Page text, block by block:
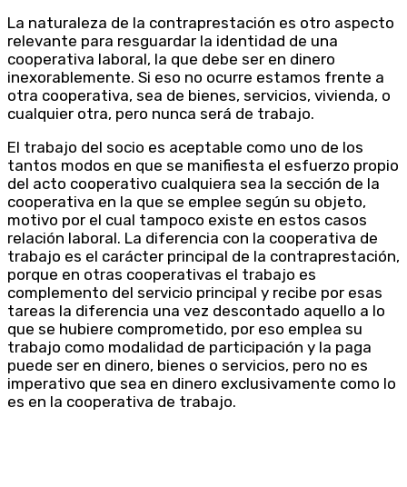
La naturaleza de la contraprestación es otro aspecto
relevante para resguardar la identidad de una
cooperativa laboral, la que debe ser en dinero
inexorablemente. Si eso no ocurre estamos frente a
otra cooperativa, sea de bienes, servicios, vivienda, o
cualquier otra, pero nunca será de trabajo.
El trabajo del socio es aceptable como uno de los
tantos modos en que se manifiesta el esfuerzo propio
del acto cooperativo cualquiera sea la sección de la
cooperativa en la que se emplee según su objeto,
motivo por el cual tampoco existe en estos casos
relación laboral. La diferencia con la cooperativa de
trabajo es el carácter principal de la contraprestación,
porque en otras cooperativas el trabajo es
complemento del servicio principal y recibe por esas
tareas la diferencia una vez descontado aquello a lo
que se hubiere comprometido, por eso emplea su
trabajo como modalidad de participación y la paga
puede ser en dinero, bienes o servicios, pero no es
imperativo que sea en dinero exclusivamente como lo
es en la cooperativa de trabajo.